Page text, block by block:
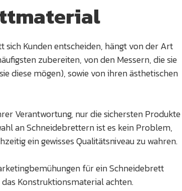
sich Kunden entscheiden, hängt von der Art
zubereiten, von den Messern, die sie
diese mögen), sowie von ihren ästhetischen
Verantwortung, nur die sichersten Produkte
an Schneidebrettern ist es kein Problem,
ein gewisses Qualitätsniveau zu wahren.
für ein Schneidebrett
Konstruktionsmaterial achten.